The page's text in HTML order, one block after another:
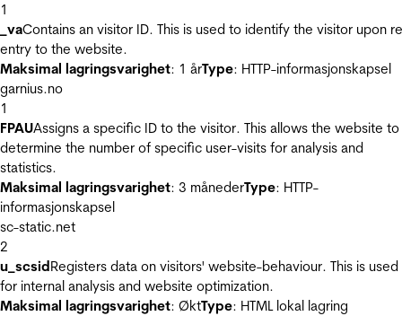
1
_vaContains an visitor ID. This is used to identify the visitor upon
entry to the website.
Maksimal lagringsvarighet: 1 årType: HTTP-informasjonskapsel
garnius.no
1
FPAUAssigns a specific ID to the visitor. This allows the website to
determine the number of specific user-visits for analysis and
statistics.
Maksimal lagringsvarighet: 3 månederType: HTTP-
informasjonskapsel
sc-static.net
2
u_scsidRegisters data on visitors' website-behaviour. This is used
for internal analysis and website optimization.
Maksimal lagringsvarighet: ØktType: HTML lokal lagring